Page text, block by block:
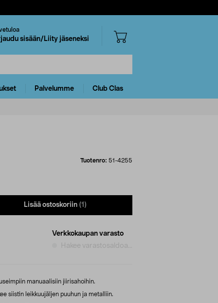
sisään/Liity jäseneksi
Palvelumme Club Clas
Tuotenro: 51-4255
Lisää ostoskoriin (1)
Verkkokaupan varasto
Hakee varastosaldoa...
manuaalisiin jiirisahoihin.
siistin leikkuujäljen puuhun ja metalliin.